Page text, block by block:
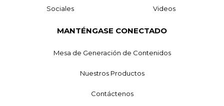
Sociales Videos
MANTÉNGASE CONECTADO
Mesa de Generación de Contenidos
Nuestros Productos
Contáctenos